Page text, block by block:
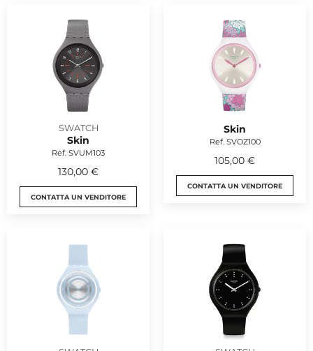
SWATCH
Skin
Ref. SVUM103
130,00 €
CONTATTA UN VENDITORE
Skin
Ref. SVOZ100
105,00 €
CONTATTA UN VENDITORE